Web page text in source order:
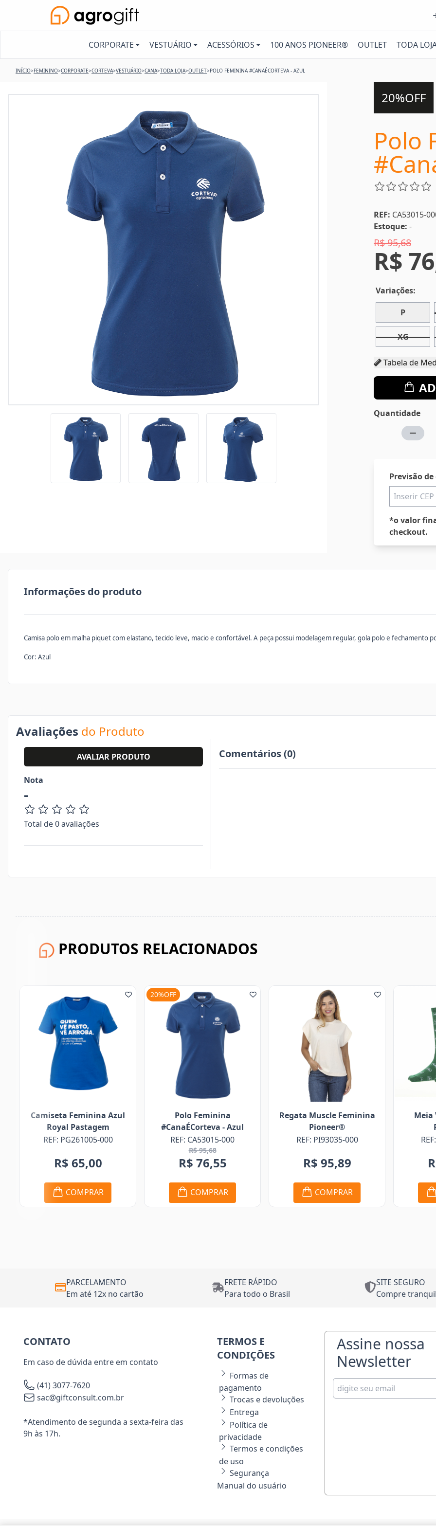
CORPORATE VESTUÁRIO ACESSÓRIOS 100 ANOS PIONEER® OUTLET TODA
INÍCIO>FEMININO>CORPORATE>CORTEVA>VESTUÁRIO>CANA>TODA LOJA>OUTLET>POLO FEMININA #CANAÉCORTEVA - AZUL
20%OFF
Polo
REF: CA53015-
Estoque: -
R$ 95,68
R$
Variações:
P
XG
Tabela
Quantidade
Previsão
*o valor
checkout.
Informações do produto
Camisa polo em malha piquet com elastano, tecido leve, macio e confortável. A peça possui modelagem regular, gola polo e fechamento
Cor: Azul
Avaliações do Produto
AVALIAR PRODUTO
Nota
-
Total de 0 avaliações
Comentários (0)
PRODUTOS RELACIONADOS
Camiseta Feminina Azul
Royal Pastagem
REF: PG261005-000
R$ 65,00
COMPRAR
20%OFF
Polo Feminina
#CanaÉCorteva - Azul
REF: CA53015-000
R$ 95,68
R$ 76,55
COMPRAR
Regata Muscle Feminina
Pioneer®
REF: PI93035-000
R$ 95,89
COMPRAR
Meia
PARCELAMENTO
Em até 12x no cartão
FRETE RÁPIDO
Para todo o Brasil
SITE SEGURO
Compre
CONTATO
Em caso de dúvida entre em contato
(41) 3077-7620
sac@giftconsult.com.br
*Atendimento de segunda a sexta-feira das
9h às 17h.
TERMOS E
CONDIÇÕES
Formas de
pagamento
Trocas e devoluções
Entrega
Política de
privacidade
Termos e condições
de uso
Segurança
Manual do usuário
Assine nossa
Newsletter